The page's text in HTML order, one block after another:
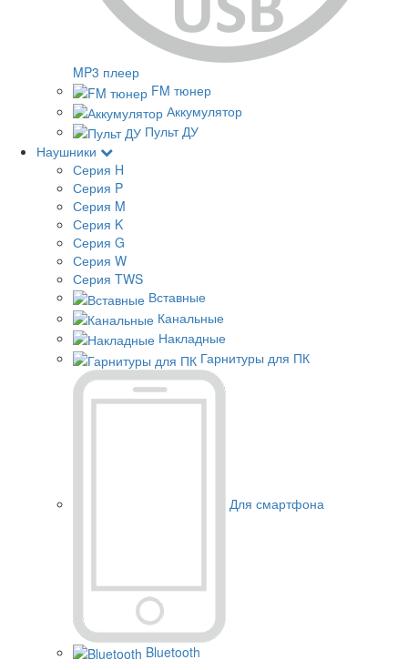
MP3 плеер
FM тюнер
Аккумулятор
Пульт ДУ
Наушники
Серия H
Серия P
Серия M
Серия K
Серия G
Серия W
Серия TWS
Вставные
Канальные
Накладные
Гарнитуры для ПК
Для смартфона
Bluetooth